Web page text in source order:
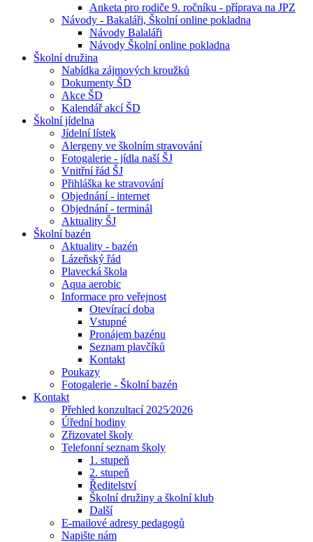
Anketa pro rodiče 9. ročníku - příprava na JPZ
Návody - Bakaláři, Školní online pokladna
Návody Balaláři
Návody Školní online pokladna
Školní družina
Nabídka zájmových kroužků
Dokumenty ŠD
Akce ŠD
Kalendář akcí ŠD
Školní jídelna
Jídelní lístek
Alergeny ve školním stravování
Fotogalerie - jídla naší ŠJ
Vnitřní řád ŠJ
Přihláška ke stravování
Objednání - internet
Objednání - terminál
Aktuality ŠJ
Školní bazén
Aktuality - bazén
Lázeňský řád
Plavecká škola
Aqua aerobic
Informace pro veřejnost
Otevírací doba
Vstupné
Pronájem bazénu
Seznam plavčíků
Kontakt
Poukazy
Fotogalerie - Školní bazén
Kontakt
Přehled konzultací 2025⁄2026
Úřední hodiny
Zřizovatel školy
Telefonní seznam školy
1. stupeň
2. stupeň
Ředitelství
Školní družiny a školní klub
Další
E-mailové adresy pedagogů
Napište nám